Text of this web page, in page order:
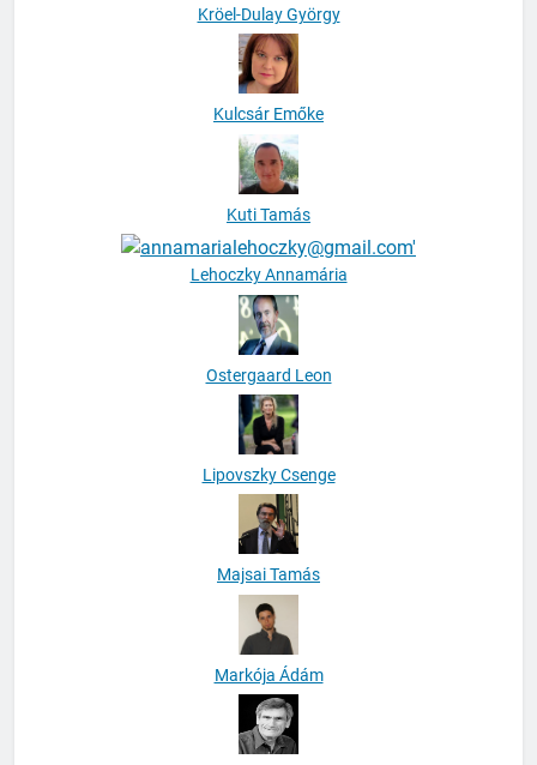
Kröel-Dulay György
Kulcsár Emőke
Kuti Tamás
Lehoczky Annamária
Ostergaard Leon
Lipovszky Csenge
Majsai Tamás
Markója Ádám